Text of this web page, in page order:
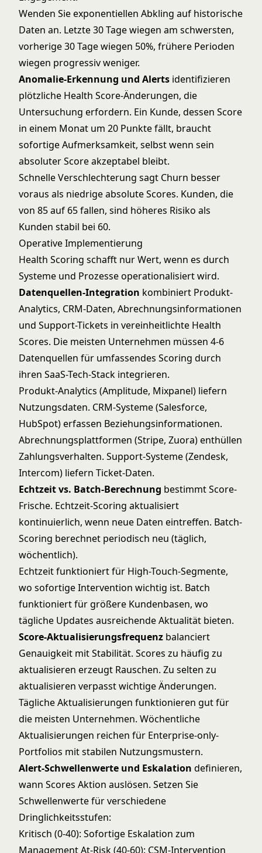
Wenden Sie exponentiellen Abkling auf historische
Daten an. Letzte 30 Tage wiegen am schwersten,
vorherige 30 Tage wiegen 50%, frühere Perioden
wiegen progressiv weniger.
Anomalie-Erkennung und Alerts identifizieren
plötzliche Health Score-Änderungen, die
Untersuchung erfordern. Ein Kunde, dessen Score
in einem Monat um 20 Punkte fällt, braucht
sofortige Aufmerksamkeit, selbst wenn sein
absoluter Score akzeptabel bleibt.
Schnelle Verschlechterung sagt Churn besser
voraus als niedrige absolute Scores. Kunden, die
von 85 auf 65 fallen, sind höheres Risiko als
Kunden stabil bei 60.
Operative Implementierung
Health Scoring schafft nur Wert, wenn es durch
Systeme und Prozesse operationalisiert wird.
Datenquellen-Integration kombiniert Produkt-
Analytics, CRM-Daten, Abrechnungsinformationen
und Support-Tickets in vereinheitlichte Health
Scores. Die meisten Unternehmen müssen 4-6
Datenquellen für umfassendes Scoring durch
ihren SaaS-Tech-Stack integrieren.
Produkt-Analytics (Amplitude, Mixpanel) liefern
Nutzungsdaten. CRM-Systeme (Salesforce,
HubSpot) erfassen Beziehungsinformationen.
Abrechnungsplattformen (Stripe, Zuora) enthüllen
Zahlungsverhalten. Support-Systeme (Zendesk,
Intercom) liefern Ticket-Daten.
Echtzeit vs. Batch-Berechnung bestimmt Score-
Frische. Echtzeit-Scoring aktualisiert
kontinuierlich, wenn neue Daten eintreffen. Batch-
Scoring berechnet periodisch neu (täglich,
wöchentlich).
Echtzeit funktioniert für High-Touch-Segmente,
wo sofortige Intervention wichtig ist. Batch
funktioniert für größere Kundenbasen, wo
tägliche Updates ausreichende Aktualität bieten.
Score-Aktualisierungsfrequenz balanciert
Genauigkeit mit Stabilität. Scores zu häufig zu
aktualisieren erzeugt Rauschen. Zu selten zu
aktualisieren verpasst wichtige Änderungen.
Tägliche Aktualisierungen funktionieren gut für
die meisten Unternehmen. Wöchentliche
Aktualisierungen reichen für Enterprise-only-
Portfolios mit stabilen Nutzungsmustern.
Alert-Schwellenwerte und Eskalation definieren,
wann Scores Aktion auslösen. Setzen Sie
Schwellenwerte für verschiedene
Dringlichkeitsstufen:
Kritisch (0-40): Sofortige Eskalation zum
Management At-Risk (40-60): CSM-Intervention